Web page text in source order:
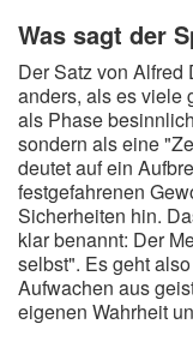
Was sagt der
Der Satz von
anders, als es viele
als Phase
sondern als eine
deutet auf ein
festgefahrenen
Sicherheiten hin.
klar benannt: Der
selbst". Es geht
Aufwachen aus
eigenen Wahrheit